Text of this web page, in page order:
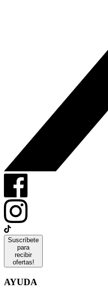
Suscríbete
para
recibir
ofertas!
AYUDA